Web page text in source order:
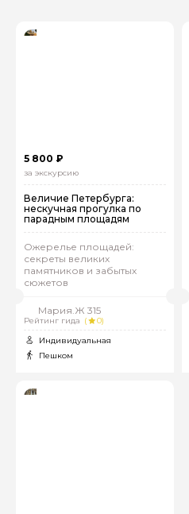
5 800 ₽
за экскурсию
Величие Петербурга:
нескучная прогулка по
парадным площадям
Ожерелье площадей:
секреты великих
памятников и забытых
сюжетов
Мария.Ж 315
Рейтинг гида (
0)
Индивидуальная
Пешком